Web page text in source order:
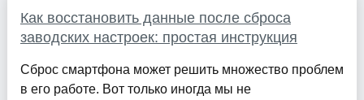
Как восстановить данные после сброса
заводских настроек: простая инструкция
Сброс смартфона может решить множество проблем
в его работе. Вот только иногда мы не